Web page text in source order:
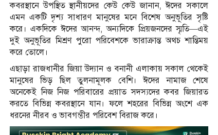
কবরস্থানে উপস্থিত স্থানীয়দের কেউ কেউ জানান, ঈদের সকালে
এমন একটি দৃশ্য সাধারণ মানুষের মনে বিশেষ অনুভূতির সৃষ্টি
করে। একদিকে ঈদের আনন্দ, অন্যদিকে প্রিয়জনদের স্মৃতি—এই
দুই অনুভূতির মিশ্রণ পুরো পরিবেশকে ভারাক্রান্ত অথচ শান্তিময়
করে তোলে।
এছাড়া রাজধানীর জিয়া উদ্যান ও বনানী এলাকায় সকাল থেকেই
মানুষের ভিড় ছিল তুলনামূলক বেশি। ঈদের নামাজ শেষে
অনেকেই নিজ নিজ পরিবারের প্রয়াত সদস্যদের কবর জিয়ারত
করতে বিভিন্ন কবরস্থানে যান। ফলে শহরের বিভিন্ন অংশে এক
ধরনের নীরব ও ভাবগম্ভীর পরিবেশ বিরাজ করে।